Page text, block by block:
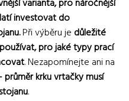
varianta, pro náročnější
investovat do
Při výběru je důležité
pro jaké typy prací
. Nezapomínejte ani na
krku vrtačky musí
.